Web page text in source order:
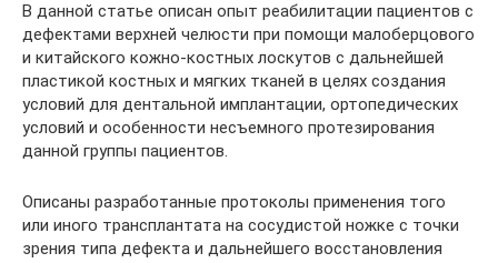
В данной статье описан опыт реабилитации пациентов с
дефектами верхней челюсти при помощи малоберцового
и китайского кожно-костных лоскутов с дальнейшей
пластикой костных и мягких тканей в целях создания
условий для дентальной имплантации, ортопедических
условий и особенности несъемного протезирования
данной группы пациентов.
Описаны разработанные протоколы применения того
или иного трансплантата на сосудистой ножке с точки
зрения типа дефекта и дальнейшего восстановления